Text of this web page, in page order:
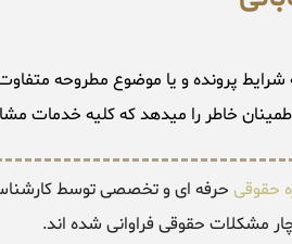
و یا موضوع مطروحه متفاوت میباشد ، هزینه اخذ
خاطر را میدهد که کلیه خدمات
حقوقی حرفه ای و تخصصی توسط
مشکلات حقوقی فراوانی شده اند.